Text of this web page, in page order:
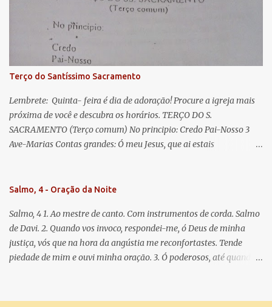
misericordiosos a nós volvei, e depois deste desterro, mostrai-nos
Jesus. Bendito é o fruto do vosso ventre, ó clemente, ó piedosa, ó
doce e sempre Virgem Maria. Rogai por nós Santa Mãe de Deus.
Para que sejamos dignos das promessas de Cristo. Amém.
Terço do Santíssimo Sacramento
Lembrete: Quinta- feira é dia de adoração! Procure a igreja mais
próxima de você e descubra os horários. TERÇO DO S.
SACRAMENTO (Terço comum) No principio: Credo Pai-Nosso 3
Ave-Marias Contas grandes: Ó meu Jesus, que ai estais
Vós morra eu! Nas contas pequenas: Sacramento de Amor!
que nos salva, dá-nos Vossa força, Vosso perdão e a Vossa
misericórdia. (no fim) Rezar 3 vezes: Louvores e graças se deem a
cada momento ao Santíssimo e Diviníssimo Sacramento.
Salmo, 4 - Oração da Noite
Salmo, 4 1. Ao mestre de canto. Com instrumentos de corda. Salmo
de Davi. 2. Quando vos invoco, respondei-me, ó Deus de minha
justiça, vós que na hora da angústia me reconfortastes. Tende
piedade de mim e ouvi minha oração. 3. Ó poderosos, até quando
o Senhor me ouviu quando o invoquei. 5. Tremei, mas sem pecar;